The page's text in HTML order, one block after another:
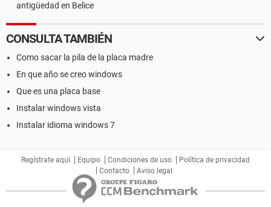
antigüedad en Belice
CONSULTA TAMBIÉN
Como sacar la pila de la placa madre
En que año se creo windows
Que es una placa base
Instalar windows vista
Instalar idioma windows 7
Regístrate aquí Equipo Condiciones de uso
Política de privacidad
Contacto
Aviso legal